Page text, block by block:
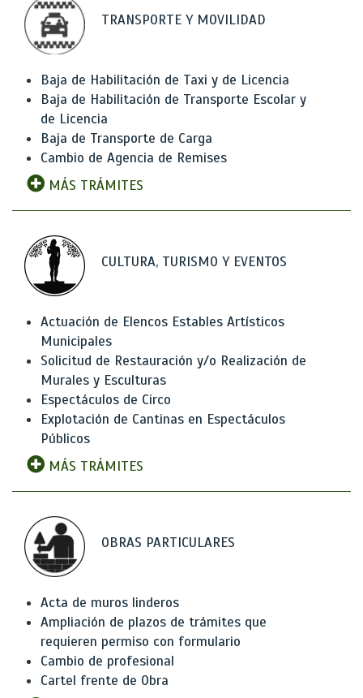
TRANSPORTE Y MOVILIDAD
Baja de Habilitación de Taxi y de Licencia
Baja de Habilitación de Transporte Escolar y
de Licencia
Baja de Transporte de Carga
Cambio de Agencia de Remises
MÁS TRÁMITES
CULTURA, TURISMO Y EVENTOS
Actuación de Elencos Estables Artísticos
Municipales
Solicitud de Restauración y/o Realización de
Murales y Esculturas
Espectáculos de Circo
Explotación de Cantinas en Espectáculos
Públicos
MÁS TRÁMITES
OBRAS PARTICULARES
Acta de muros linderos
Ampliación de plazos de trámites que
requieren permiso con formulario
Cambio de profesional
Cartel frente de Obra